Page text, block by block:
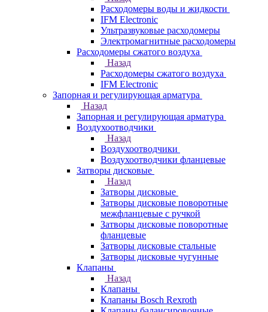
Расходомеры воды и жидкости
IFM Electronic
Ультразвуковые расходомеры
Электромагнитные расходомеры
Расходомеры сжатого воздуха
Назад
Расходомеры сжатого воздуха
IFM Electronic
Запорная и регулирующая арматура
Назад
Запорная и регулирующая арматура
Воздухоотводчики
Назад
Воздухоотводчики
Воздухоотводчики фланцевые
Затворы дисковые
Назад
Затворы дисковые
Затворы дисковые поворотные
межфланцевые с ручкой
Затворы дисковые поворотные
фланцевые
Затворы дисковые стальные
Затворы дисковые чугунные
Клапаны
Назад
Клапаны
Клапаны Bosch Rexroth